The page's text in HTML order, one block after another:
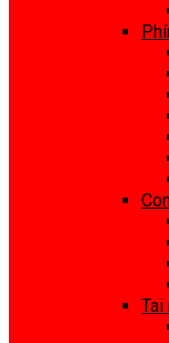
Tai